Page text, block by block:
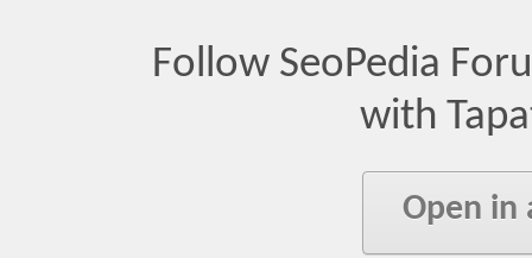
Follow SeoPedia
with
Open in